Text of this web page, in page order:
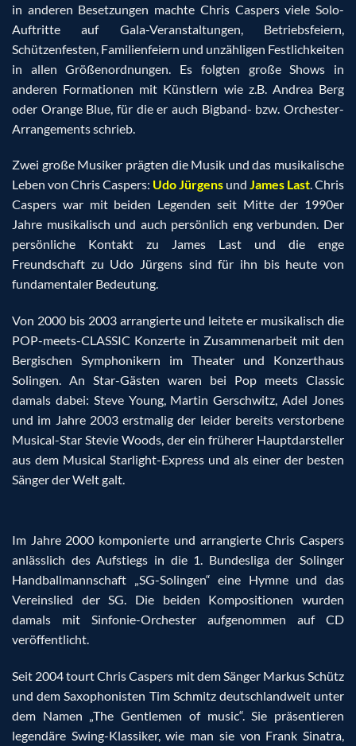
in anderen Besetzungen machte Chris Caspers viele Solo-
Auftritte auf Gala-Veranstaltungen, Betriebsfeiern,
Schützenfesten, Familienfeiern und unzähligen Festlichkeiten
in allen Größenordnungen. Es folgten große Shows in
anderen Formationen mit Künstlern wie z.B. Andrea Berg
oder Orange Blue, für die er auch Bigband- bzw. Orchester-
Arrangements schrieb.
Zwei große Musiker prägten die Musik und das musikalische
Leben von Chris Caspers: Udo Jürgens und James Last. Chris
Caspers war mit beiden Legenden seit Mitte der 1990er
Jahre musikalisch und auch persönlich eng verbunden. Der
persönliche Kontakt zu James Last und die enge
Freundschaft zu Udo Jürgens sind für ihn bis heute von
fundamentaler Bedeutung.
Von 2000 bis 2003 arrangierte und leitete er musikalisch die
POP-meets-CLASSIC Konzerte in Zusammenarbeit mit den
Bergischen Symphonikern im Theater und Konzerthaus
Solingen. An Star-Gästen waren bei Pop meets Classic
damals dabei: Steve Young, Martin Gerschwitz, Adel Jones
und im Jahre 2003 erstmalig der leider bereits verstorbene
Musical-Star Stevie Woods, der ein früherer Hauptdarsteller
aus dem Musical Starlight-Express und als einer der besten
Sänger der Welt galt.
Im Jahre 2000 komponierte und arrangierte Chris Caspers
anlässlich des Aufstiegs in die 1. Bundesliga der Solinger
Handballmannschaft „SG-Solingen“ eine Hymne und das
Vereinslied der SG. Die beiden Kompositionen wurden
damals mit Sinfonie-Orchester aufgenommen auf CD
veröffentlicht.
Seit 2004 tourt Chris Caspers mit dem Sänger Markus Schütz
und dem Saxophonisten Tim Schmitz deutschlandweit unter
dem Namen „The Gentlemen of music“. Sie präsentieren
legendäre Swing-Klassiker, wie man sie von Frank Sinatra,